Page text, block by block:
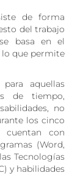
de forma
del trabajo
basa en el
lo que permite
aquellas
de tiempo,
no
los cinco
con
(Word,
Tecnologías
y habilidades